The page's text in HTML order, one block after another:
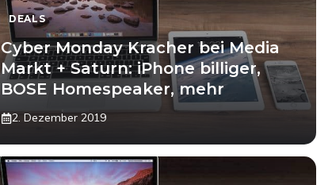
DEALS
Cyber Monday Kracher bei Media
Markt + Saturn: iPhone billiger,
BOSE Homespeaker, mehr
2. Dezember 2019